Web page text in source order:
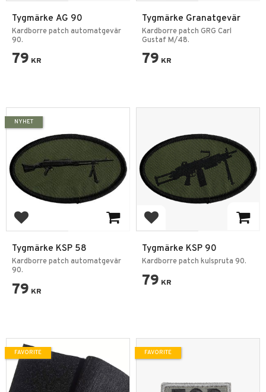
Tygmärke AG 90
Kardborre patch automatgevär
90.
79 KR
Tygmärke Granatgevär
Kardborre patch GRG Carl
Gustaf M/48.
79 KR
Add to favorites
Tygmärke KSP 58
Kardborre patch automatgevär
90.
79 KR
NYHET
Add to favorites
Tygmärke KSP 90
Kardborre patch kulspruta 90.
79 KR
FAVORITE FAVORITE